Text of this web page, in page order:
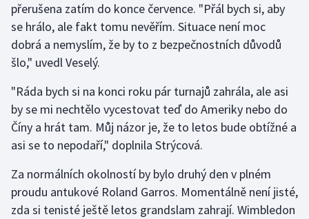
Gymnastika
Házená
Judo
Krasobruslení
Lezení
Lyže a snowboard
přerušena zatím do konce července. "Přál bych si, aby
se hrálo, ale fakt tomu nevěřím. Situace není moc
dobrá a nemyslím, že by to z bezpečnostních důvodů
šlo," uvedl Veselý.
"Ráda bych si na konci roku pár turnajů zahrála, ale asi
by se mi nechtělo vycestovat teď do Ameriky nebo do
Číny a hrát tam. Můj názor je, že to letos bude obtížné a
asi se to nepodaří," doplnila Strýcová.
Za normálních okolností by bylo druhý den v plném
proudu antukové Roland Garros. Momentálně není jisté,
zda si tenisté ještě letos grandslam zahrají. Wimbledon